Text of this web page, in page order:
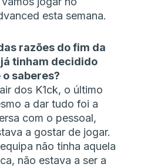
esta semana.
razões do fim da
tinham decidido
saberes?
dos K1ck, o último
a dar tudo foi a
com o pessoal,
a gostar de jogar.
não tinha aquela
não estava a ser a